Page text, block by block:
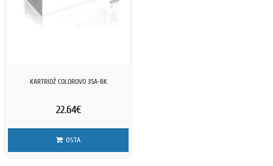
KARTRIDŽ COLOROVO 35A-BK
22.64€
OSTA